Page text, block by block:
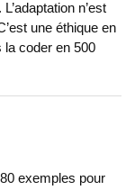
n’est
une éthique en
la coder en 500
exemples pour